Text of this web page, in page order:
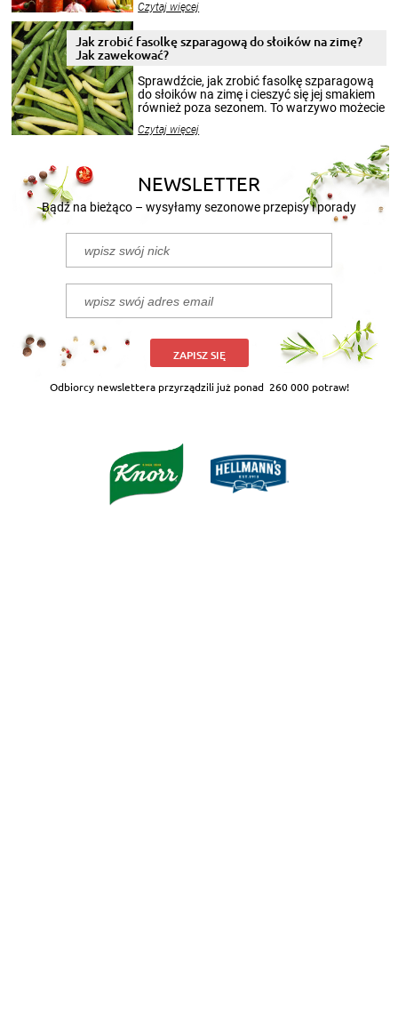
krajobrazów, by cieszyć nimi oko w sezonie
pełni poczuć atmosferę cieplejszych
miesięcy. Przygotowanie słoików ze
patenty, które pozwolą zachować świeżość
przetworów.
Czytaj więcej
Jak zrobić fasolkę szparagową do słoików na zimę?
Jak zawekować?
Sprawdźcie, jak zrobić fasolkę szparagową
do słoików na zimę i cieszyć się jej smakiem
również poza sezonem. To warzywo możecie
nasze propozycje!
Czytaj więcej
NEWSLETTER
Bądź na bieżąco – wysyłamy sezonowe przepisy i porady
ZAPISZ SIĘ
Odbiorcy newslettera przyrządzili już ponad 260 000 potraw!